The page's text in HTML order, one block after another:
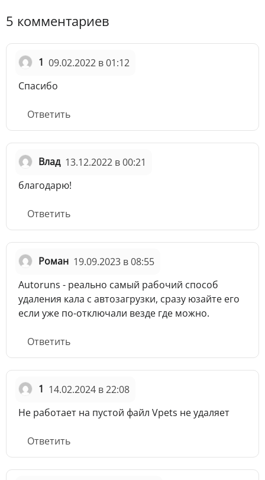
5 комментариев
1 09.02.2022 в 01:12
Спасибо
Ответить
Влад 13.12.2022 в 00:21
благодарю!
Ответить
Роман 19.09.2023 в 08:55
Autoruns - реально самый рабочий способ
удаления кала с автозагрузки, сразу юзайте его
если уже по-отключали везде где можно.
Ответить
1 14.02.2024 в 22:08
Не работает на пустой файл Vpets не удаляет
Ответить